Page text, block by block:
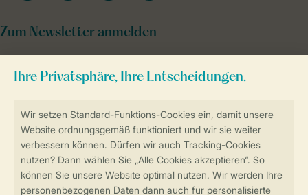
Sicher und schnell zur Online-Buchung
Sichere Datenübertragung
Zum Newsletter anmelden